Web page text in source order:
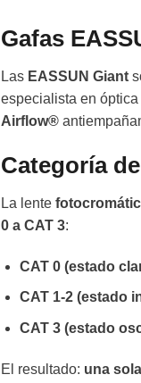
Gafas
Las EASSUN Giant
especialista en
Airflow®
Categoría
La lente
0 a CAT 3:
CAT 0 (estado
CAT 1-2 (estado
CAT 3 (estado
El resultado: una